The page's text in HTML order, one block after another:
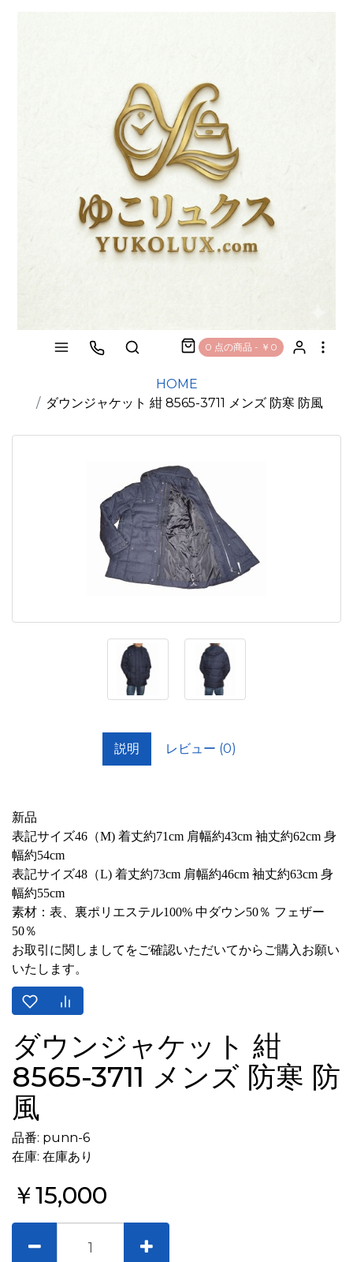
0 点の商品 - ￥0
HOME
ダウンジャケット 紺 8565-3711 メンズ 防寒 防風
説明 レビュー (0)
新品
表記サイズ46（M) 着丈約71cm 肩幅約43cm 袖丈約62cm 身
幅約54cm
表記サイズ48（L) 着丈約73cm 肩幅約46cm 袖丈約63cm 身
幅約55cm
素材：表、裏ポリエステル100% 中ダウン50％ フェザー
50％
お取引に関しましてをご確認いただいてからご購入お願い
いたします。
ダウンジャケット 紺
8565-3711 メンズ 防寒 防
風
品番: punn-6
在庫: 在庫あり
￥15,000